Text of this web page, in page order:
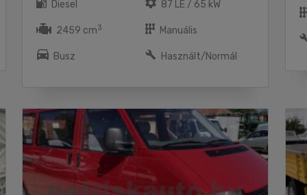
Diesel 87 LE / 65 kW
2459 cm3 Manuális
Busz Használt/Normál